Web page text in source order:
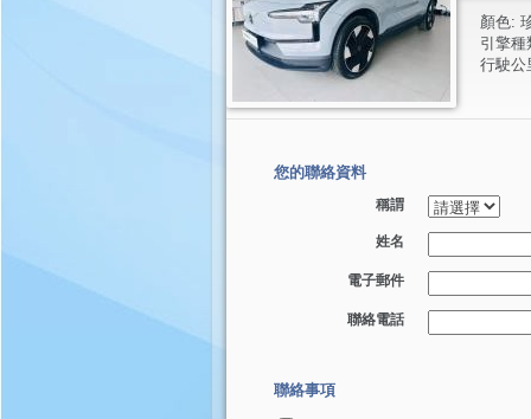
顏色:
引擎
行駛
您的聯絡資料
稱謂
姓名
電子郵件
聯絡電話
聯絡事項